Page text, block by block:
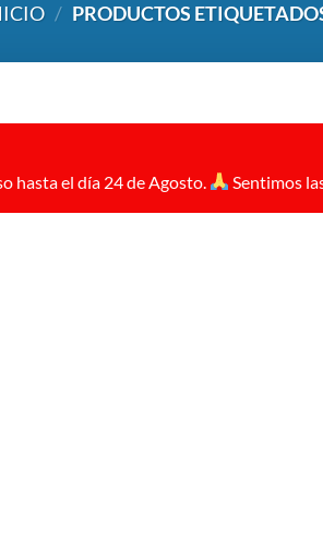
/ PRODUCTOS
hasta el día 24 de Agosto.
Sentimos